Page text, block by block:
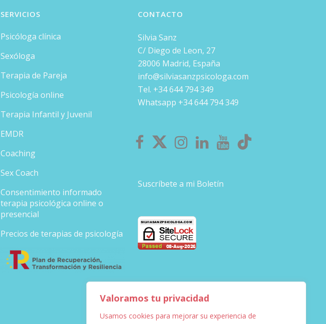
Valoramos tu privacidad
Usamos cookies para mejorar su experiencia de
SERVICIOS
Psicóloga clínica
Sexóloga
Terapia de Pareja
Psicología online
Terapia Infantil y Juvenil
EMDR
Coaching
Sex Coach
Consentimiento informado
terapia psicológica online o
presencial
Precios de terapias de psicología
CONTACTO
Silvia Sanz
C/ Diego de Leon, 27
28006 Madrid, España
info@silviasanzpsicologa.com
Tel. +34 644 794 349
Whatsapp +34 644 794 349
Suscríbete a mi Boletín